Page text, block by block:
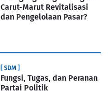
Carut-Marut Revitalisasi
dan Pengelolaan Pasar?
[ SDM ]
Fungsi, Tugas, dan Peranan
Partai Politik